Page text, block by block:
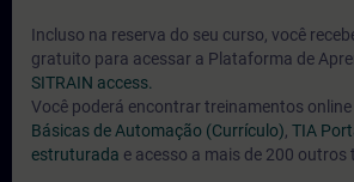
Incluso na reserva do seu curso, você
gratuito para acessar a Plataforma de
SITRAIN access.
Você poderá encontrar treinamentos
Básicas de Automação (Currículo), TIA
estruturada e acesso a mais de 200 outros